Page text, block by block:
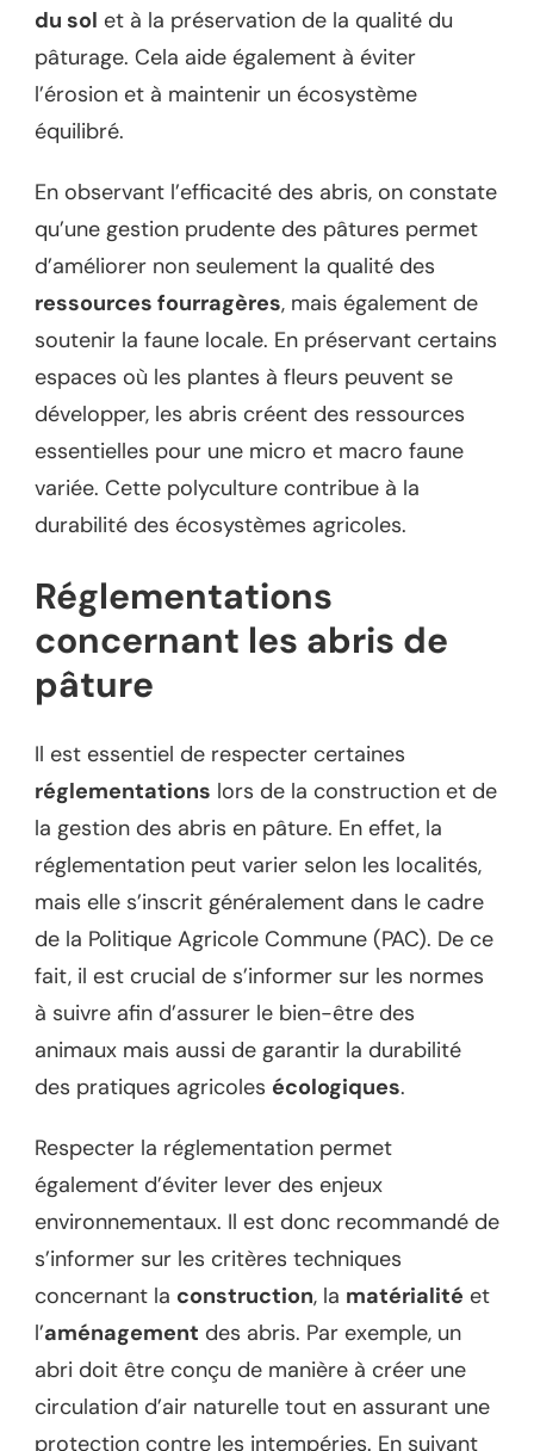
du sol et à la préservation de la qualité du
pâturage. Cela aide également à éviter
l’érosion et à maintenir un écosystème
équilibré.
En observant l’efficacité des abris, on constate
qu’une gestion prudente des pâtures permet
d’améliorer non seulement la qualité des
ressources fourragères, mais également de
soutenir la faune locale. En préservant certains
espaces où les plantes à fleurs peuvent se
développer, les abris créent des ressources
essentielles pour une micro et macro faune
variée. Cette polyculture contribue à la
durabilité des écosystèmes agricoles.
Réglementations
concernant les abris de
pâture
Il est essentiel de respecter certaines
réglementations lors de la construction et de
la gestion des abris en pâture. En effet, la
réglementation peut varier selon les localités,
mais elle s’inscrit généralement dans le cadre
de la Politique Agricole Commune (PAC). De ce
fait, il est crucial de s’informer sur les normes
à suivre afin d’assurer le bien-être des
animaux mais aussi de garantir la durabilité
des pratiques agricoles écologiques.
Respecter la réglementation permet
également d’éviter lever des enjeux
environnementaux. Il est donc recommandé de
s’informer sur les critères techniques
concernant la construction, la matérialité et
l’aménagement des abris. Par exemple, un
abri doit être conçu de manière à créer une
circulation d’air naturelle tout en assurant une
protection contre les intempéries. En suivant